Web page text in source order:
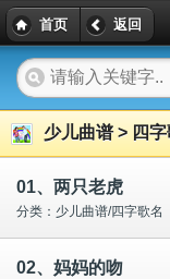
首页 返回
少儿曲谱 > 四字
01、两只老虎
分类：少儿曲谱/四字歌
02、妈妈的吻